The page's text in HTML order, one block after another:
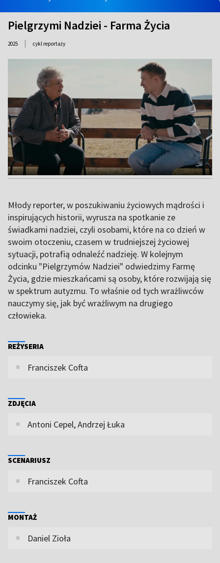
Pielgrzymi Nadziei - Farma Życia
2025 | cykl reportaży
Młody reporter, w poszukiwaniu życiowych mądrości i
inspirujących historii, wyrusza na spotkanie ze
świadkami nadziei, czyli osobami, które na co dzień w
swoim otoczeniu, czasem w trudniejszej życiowej
sytuacji, potrafią odnaleźć nadzieję. W kolejnym
odcinku "Pielgrzymów Nadziei" odwiedzimy Farmę
Życia, gdzie mieszkańcami są osoby, które rozwijają się
w spektrum autyzmu. To właśnie od tych wrażliwców
nauczymy się, jak być wrażliwym na drugiego
człowieka.
REŻYSERIA
Franciszek Cofta
ZDJĘCIA
Antoni Cepel, Andrzej Łuka
SCENARIUSZ
Franciszek Cofta
MONTAŻ
Daniel Zioła